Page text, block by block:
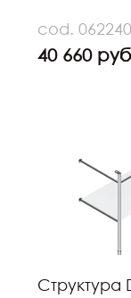
cod.
40 660
Структура